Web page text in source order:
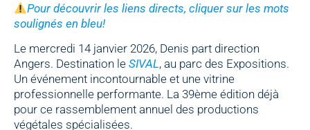
Pour découvrir les liens directs, cliquer sur les mots
soulignés en bleu!
Le mercredi 14 janvier 2026, Denis part direction
Angers. Destination le SIVAL, au parc des Expositions.
Un événement incontournable et une vitrine
professionnelle performante. La 39ème édition déjà
pour ce rassemblement annuel des productions
végétales spécialisées.